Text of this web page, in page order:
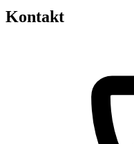
Kontakt